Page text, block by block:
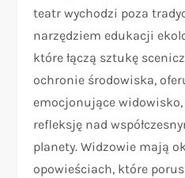
teatr wychodzi poza
narzędziem edukacji
które łączą sztukę
ochronie środowiska,
emocjonujące
refleksję nad
planety. Widzowie mają
opowieściach, które